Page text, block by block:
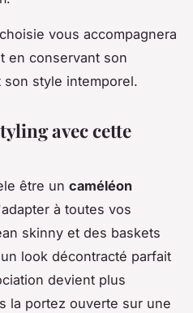
vous accompagnera
en conservant son
style intemporel.
avec cette
être un caméléon
à toutes vos
skinny et des baskets
look décontracté parfait
devient plus
la portez ouverte sur une